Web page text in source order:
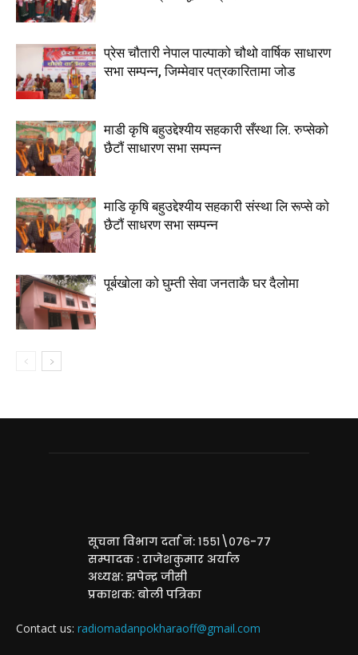
प्रेस चौतारी नेपाल पाल्पाको चौथो वार्षिक साधारण
सभा सम्पन्न, जिम्मेवार पत्रकारितामा जोड
माडी कृषि बहुउद्देश्यीय सहकारी सँस्था लि. रुप्सेको
छैटाैं साधारण सभा सम्पन्न
माडि कृषि बहुउद्देश्यीय सहकारी संस्था लि रूप्से काे
छैटाैं साधरण सभा सम्पन्न
पूर्बखाेला काे घुम्ती सेवा जनताकै घर दैलाेमा
सूचना विभाग दर्ता नं: १५५१\०७६-७७
सम्पादक : राजेशकुमार अर्याल
अध्यक्ष: झपेन्द्र जीसी
प्रकाशक: बोली पत्रिका
Contact us: radiomadanpokharaoff@gmail.com